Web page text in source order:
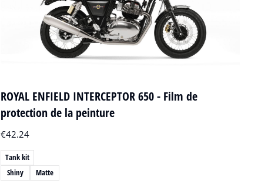
Tank kit
Shiny
Matte
ROYAL ENFIELD INTERCEPTOR 650 - Film de
protection de la peinture
€42.24